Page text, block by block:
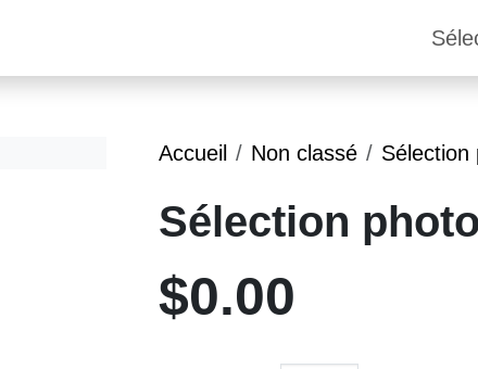
Accueil Non classé Sélection
Sélection
$0.00